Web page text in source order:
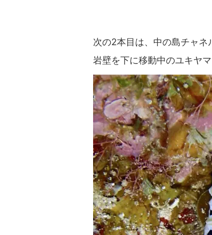
次の2本目は、中の島チャネ
岩壁を下に移動中のユキヤ